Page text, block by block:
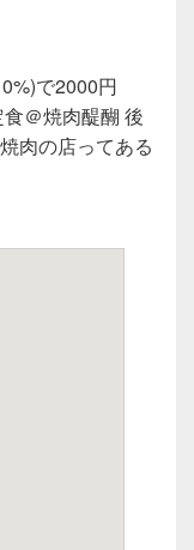
で2000円
＠焼肉醍醐 後
肉の店ってある